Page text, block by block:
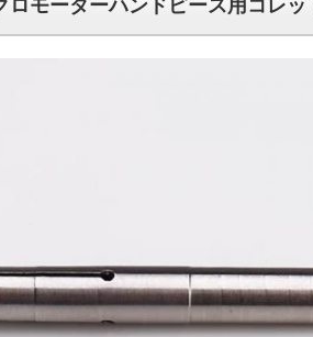
ロモーターハンドピース用コレ